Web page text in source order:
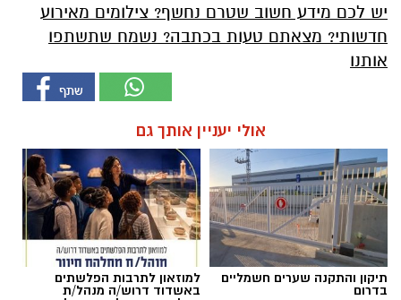
יש לכם מידע חשוב שטרם נחשף? צילומים מאירוע
חדשותי? מצאתם טעות בכתבה? נשמח שתשתפו
אותנו
אולי יעניין אותך גם
תיקון והתקנה שערים חשמליים
בדרום
למוזאון לתרבות הפלשתים
באשדוד דרוש/ה מנהל/ת